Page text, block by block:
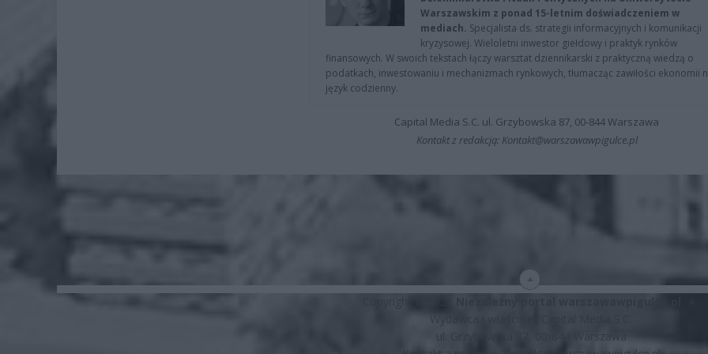
Warszawskim z ponad 15-letnim doświadczeniem w
mediach. Specjalista ds. strategii informacyjnych i komunikacji
kryzysowej. Wieloletni inwestor giełdowy i praktyk rynków
finansowych. W swoich tekstach łączy warsztat dziennikarski z praktyczną wiedzą o
podatkach, inwestowaniu i mechanizmach rynkowych, tłumacząc zawiłości ekonomii
język codzienny.
Capital Media S.C. ul. Grzybowska 87, 00-844 Warszawa
Kontakt z redakcją: Kontakt@warszawawpigulce.pl
ul. Grzybowska 87, 00-844 Warszawa